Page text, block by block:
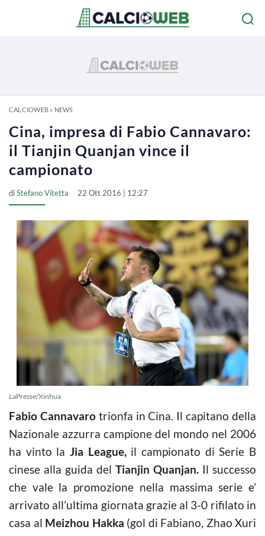
CALCIOWEB» NEWS
Cina, impresa di Fabio Cannavaro:
il Tianjin Quanjan vince il
campionato
diStefano Vitetta 22 Ott 2016 | 12:27
LaPresse/Xinhua
Fabio Cannavarotrionfa in Cina. Il capitano della
Nazionale azzurra campione del mondo nel 2006
ha vinto la Jia League,il campionato di Serie B
cinese alla guida del Tianjin Quanjan. Il successo
che vale la promozione nella massima serie e’
arrivato all’ultima giornata grazie al 3-0 rifilato in
casa al Meizhou Hakka (gol di Fabiano, Zhao Xuri